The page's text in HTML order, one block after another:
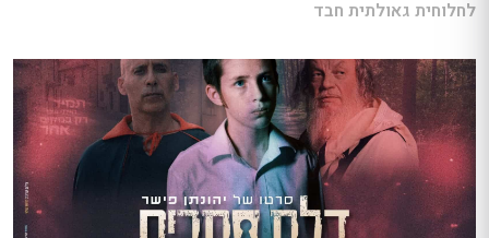
לחלוחית גאולתית חבד